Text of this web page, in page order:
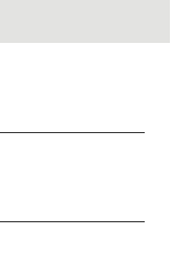
Reviews